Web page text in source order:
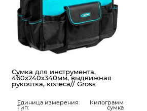
Сумка для инструмента,
460х240х340мм, выдвижная
рукоятка, колеса// Gross
Единица измерения: Килограмм
Тип: сумка